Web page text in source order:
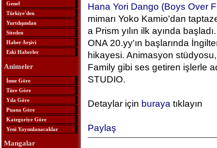
Genel
Türkiye'den
Yurtdışından
Siteden
Haber Arşivi
Eski Haberler
Animeler
İsme Göre
Türe Göre
Yıla Göre
Puana Göre
Kategoriye Göre
Yeni Yayımlanacaklar
Mangalar
Hana Yori Dango (Boys Over
mimarı Yoko Kamio'dan
a Prism yılın ilk ayında
ONA 20.yy'ın başlarında
hikayesi. Animasyon
Family gibi ses getiren işlerle
STUDIO.
Detaylar için buraya tıklayın
Paylaş